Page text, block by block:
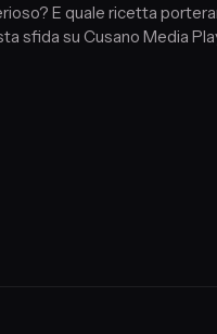
E quale ricetta
sfida su Cusano Media